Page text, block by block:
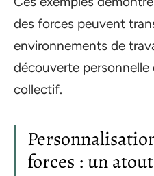
des forces peuvent
environnements de
découverte personnelle
collectif.
forces : un